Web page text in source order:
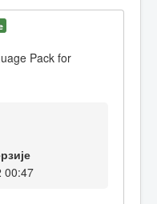
Pack for
00:47